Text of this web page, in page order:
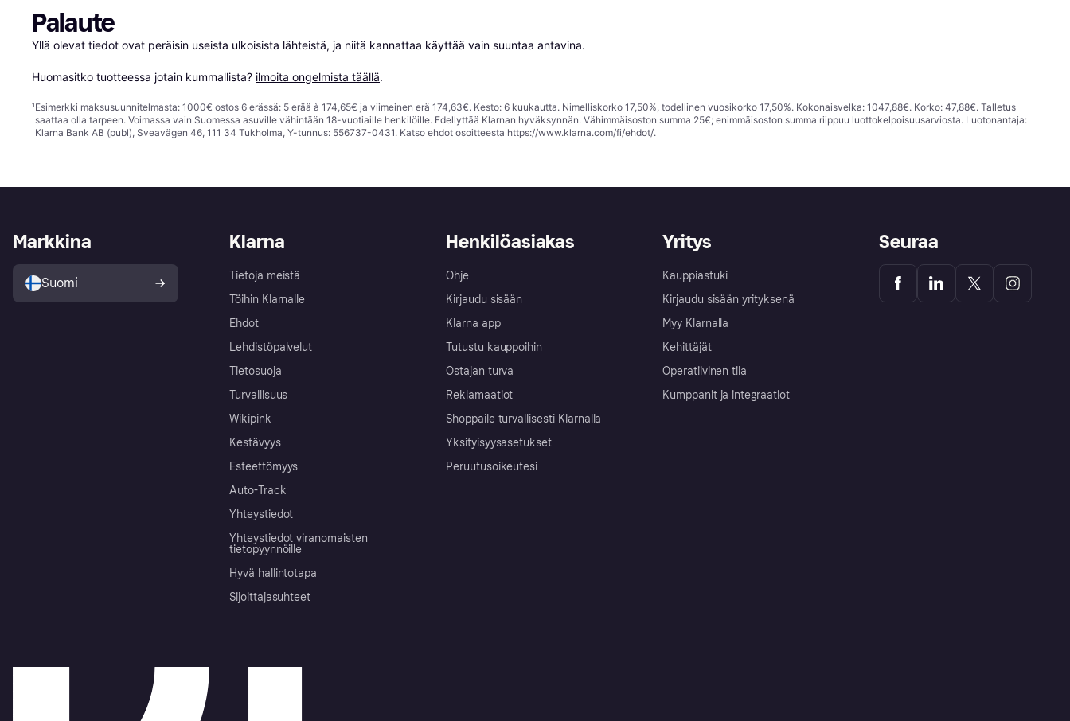
Palaute
Yllä olevat tiedot ovat peräisin useista ulkoisista lähteistä, ja niitä kannattaa käyttää vain suuntaa antavina.
Huomasitko tuotteessa jotain kummallista? ilmoita ongelmista täällä.
¹Esimerkki maksusuunnitelmasta: 1000€ ostos 6 erässä: 5 erää à 174,65€ ja viimeinen erä 174,63€. Kesto: 6 kuukautta. Nimelliskorko 17,50%, todellinen vuosikorko 17,50%. Kokonaisvelka: 1047,88€. Korko: 47,88€. Talletus
saattaa olla tarpeen. Voimassa vain Suomessa asuville vähintään 18-vuotiaille henkilöille. Edellyttää Klarnan hyväksynnän. Vähimmäisoston summa 25€; enimmäisoston summa riippuu luottokelpoisuusarviosta. Luotonantaja:
Klarna Bank AB (publ), Sveavägen 46, 111 34 Tukholma, Y-tunnus: 556737-0431. Katso ehdot osoitteesta https://www.klarna.com/fi/ehdot/.
Klarna
Tietoja meistä
Töihin Klarnalle
Ehdot
Lehdistöpalvelut
Tietosuoja
Turvallisuus
Wikipink
Kestävyys
Esteettömyys
Auto-Track
Yhteystiedot
Yhteystiedot viranomaisten
tietopyynnöille
Hyvä hallintotapa
Sijoittajasuhteet
Henkilöasiakas
Ohje
Kirjaudu sisään
Klarna app
Tutustu kauppoihin
Ostajan turva
Reklamaatiot
Shoppaile turvallisesti Klarnalla
Yksityisyysasetukset
Peruutusoikeutesi
Yritys
Kauppiastuki
Kirjaudu sisään yrityksenä
Myy Klarnalla
Kehittäjät
Operatiivinen tila
Kumppanit ja integraatiot
Markkina
Suomi
Seuraa